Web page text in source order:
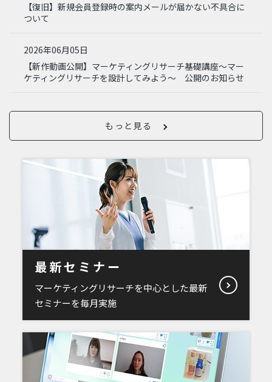
もっと見る
【復旧】新規会員登録時の案内メールが届かない不具合に
ついて
2026年06月05日
【新作動画公開】マーケティングリサーチ基礎講座～マー
ケティングリサーチを設計してみよう～ 公開のお知らせ
最新セミナー
マーケティングリサーチを中心とした最新
セミナーを毎月実施